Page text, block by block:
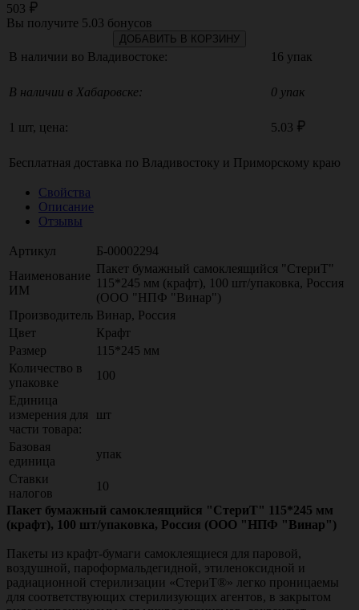
503
Вы получите 5.03 бонусов
ДОБАВИТЬ В КОРЗИНУ
В наличии во Владивостоке: 16 упак
В наличии в Хабаровске: 0 упак
1 шт, цена: 5.03
Бесплатная доставка по Владивостоку и Приморскому краю
Свойства
Описание
Отзывы
Артикул
Б-00002294
Наименование
ИМ
Пакет бумажный самоклеящийся "СтериТ"
115*245 мм (крафт), 100 шт/упаковка, Россия
(ООО "НПФ "Винар")
Производитель Винар, Россия
Цвет
Крафт
Размер
115*245 мм
Количество в
упаковке
100
Единица
измерения для
части товара:
шт
Базовая
единица
упак
Ставки
налогов
10
Пакет бумажный самоклеящийся "СтериТ" 115*245 мм
(крафт), 100 шт/упаковка, Россия (ООО "НПФ "Винар")
Пакеты из крафт-бумаги самоклеящиеся для паровой,
воздушной, пароформальдегидной, этиленоксидной и
радиационной стерилизации «СтериТ®» легко проницаемы
для соответствующих стерилизующих агентов, в закрытом